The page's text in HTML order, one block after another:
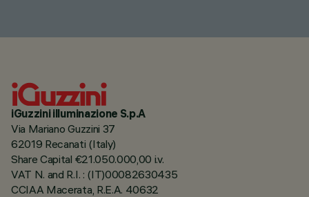
iGuzzini illuminazione S.p.A
Via Mariano Guzzini 37
62019 Recanati (Italy)
Share Capital €21.050.000,00 i.v.
VAT N. and R.I. : (IT)00082630435
CCIAA Macerata, R.E.A. 40632